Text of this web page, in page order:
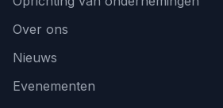
Over ons
Nieuws
Evenementen